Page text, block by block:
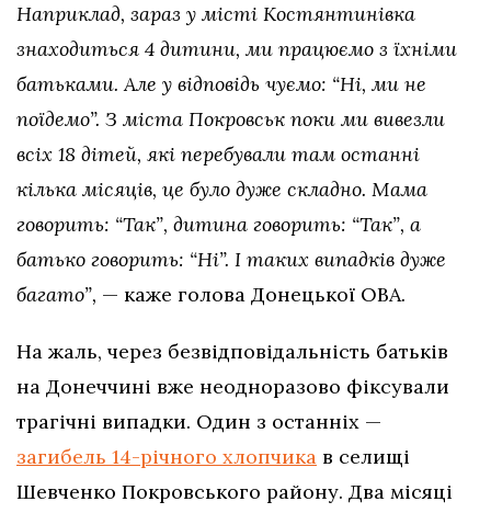
Наприклад, зараз у місті Костянтинівка
знаходиться 4 дитини, ми працюємо з їхніми
батьками. Але у відповідь чуємо: “Ні, ми не
поїдемо”. З міста Покровськ поки ми вивезли
всіх 18 дітей, які перебували там останні
кілька місяців, це було дуже складно. Мама
говорить: “Так”, дитина говорить: “Так”, а
батько говорить: “Ні”. І таких випадків дуже
багато”, — каже голова Донецької ОВА.
На жаль, через безвідповідальність батьків
на Донеччині вже неодноразово фіксували
трагічні випадки. Один з останніх —
загибель 14-річного хлопчика в селищі
Шевченко Покровського району. Два місяці